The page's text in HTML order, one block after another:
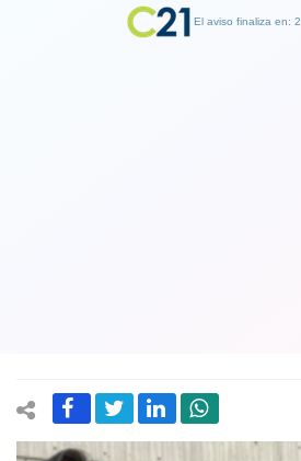
El aviso finaliza en: